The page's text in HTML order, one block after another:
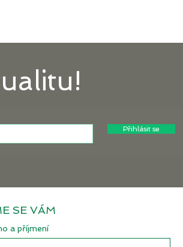
Přihlásit se
SE VÁM
a příjmení